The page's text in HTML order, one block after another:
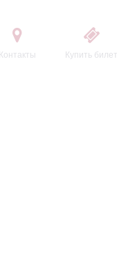
Контакты Купить билет